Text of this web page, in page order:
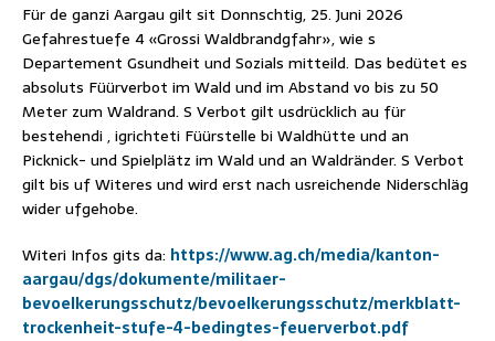
Für de ganzi Aargau gilt sit Donnschtig, 25. Juni 2026
Gefahrestuefe 4 «Grossi Waldbrandgfahr», wie s
Departement Gsundheit und Sozials mitteild. Das bedütet es
absoluts Füürverbot im Wald und im Abstand vo bis zu 50
Meter zum Waldrand. S Verbot gilt usdrücklich au für
bestehendi , igrichteti Füürstelle bi Waldhütte und an
Picknick- und Spielplätz im Wald und an Waldränder. S Verbot
gilt bis uf Witeres und wird erst nach usreichende Niderschläg
wider ufgehobe.
Witeri Infos gits da: https://www.ag.ch/media/kanton-
aargau/dgs/dokumente/militaer-
bevoelkerungsschutz/bevoelkerungsschutz/merkblatt-
trockenheit-stufe-4-bedingtes-feuerverbot.pdf